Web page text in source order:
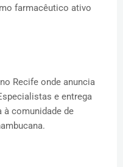
farmacêutico ativo
Recife onde anuncia
e entrega
comunidade de